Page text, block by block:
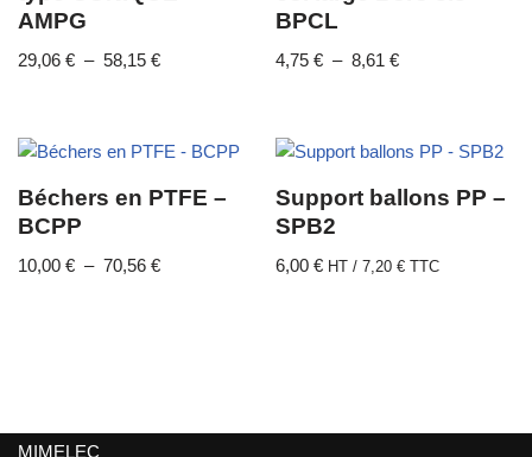
AMPG
29,06 € – 58,15 €
BPCL
4,75€ – 8,61€
Béchers en PTFE –
BCPP
10,00 € – 70,56 €
Support ballons PP –
SPB2
6,00€ HT / 7,20€ TTC
MIMELEC